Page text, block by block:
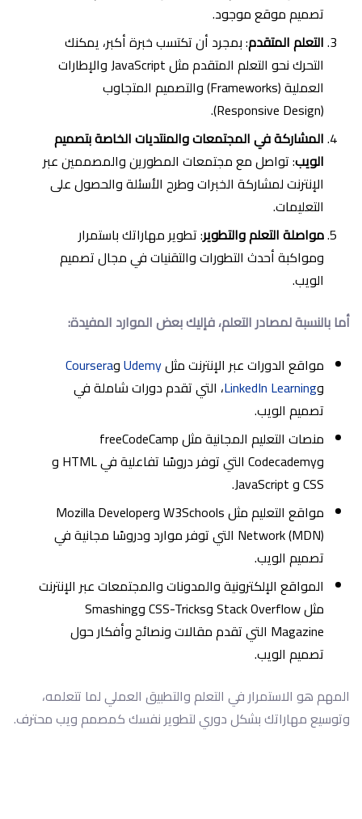
تصميم موقع موجود.
التعلم المتقدم: بمجرد أن تكتسب خبرة أكبر، يمكنك
التحرك نحو التعلم المتقدم مثل JavaScript والإطارات
العملية (Frameworks) والتصميم المتجاوب
(Responsive Design).
المشاركة في المجتمعات والمنتديات الخاصة بتصميم
الويب: تواصل مع مجتمعات المطورين والمصممين عبر
الإنترنت لمشاركة الخبرات وطرح الأسئلة والحصول على
التعليمات.
مواصلة التعلم والتطوير: تطوير مهاراتك باستمرار
ومواكبة أحدث التطورات والتقنيات في مجال تصميم
الويب.
أما بالنسبة لمصادر التعلم، فإليك بعض الموارد المفيدة:
مواقع الدورات عبر الإنترنت مثلUdemyوCoursera
وLinkedIn Learning، التي تقدم دورات شاملة في
تصميم الويب.
منصات التعليم المجانية مثل freeCodeCamp
وCodecademy التي توفر دروسًا تفاعلية في HTML و
CSS و JavaScript.
مواقع التعليم مثل W3Schools وMozilla Developer
Network (MDN) التي توفر موارد ودروسًا مجانية في
تصميم الويب.
المواقع الإلكترونية والمدونات والمجتمعات عبر الإنترنت
مثل Stack Overflow وCSS-Tricks وSmashing
Magazine التي تقدم مقالات ونصائح وأفكار حول
تصميم الويب.
المهم هو الاستمرار في التعلم والتطبيق العملي لما تتعلمه،
وتوسيع مهاراتك بشكل دوري لتطوير نفسك كمصمم ويب محترف.